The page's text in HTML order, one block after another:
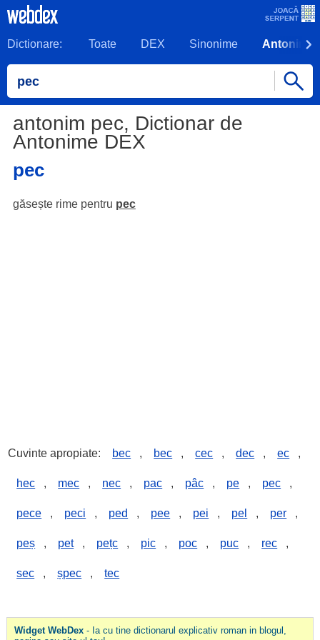
Dictionare: Toate DEX Sinonime Antonime
antonim pec, Dictionar de
Antonime DEX
pec
găsește rime pentru pec
Cuvinte apropiate: bec , bec , cec , dec , ec ,
hec , mec , nec , pac , pâc , pe , pec ,
pece , peci , ped , pee , pei , pel , per ,
peș , pet , pețc , pic , poc , puc , rec ,
sec , șpec , tec
Widget WebDex- Ia cu tine dictionarul explicativ roman in blogul,